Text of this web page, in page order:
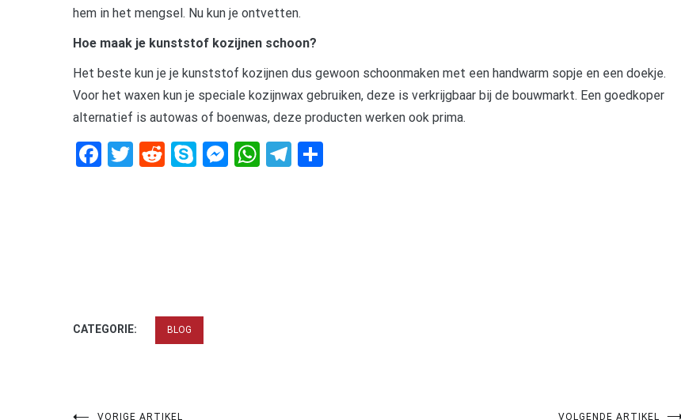
hem in het mengsel. Nu kun je ontvetten.
Hoe maak je kunststof kozijnen schoon?
Het beste kun je je kunststof kozijnen dus gewoon schoonmaken met een handwarm sopje en een doekje.
Voor het waxen kun je speciale kozijnwax gebruiken, deze is verkrijgbaar bij de bouwmarkt. Een goedkoper
alternatief is autowas of boenwas, deze producten werken ook prima.
Facebook
Twitter
RedditSkypeMessenger
WhatsApp
Telegram
CATEGORIE: BLOG
VORIGE ARTIKEL VOLGENDE ARTIKEL